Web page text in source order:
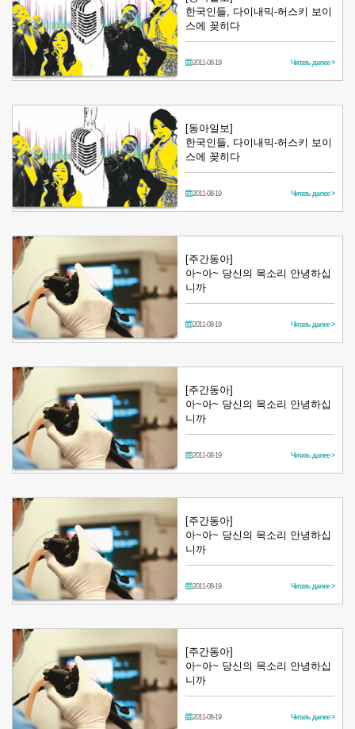
한국인들, 다이내믹-허스키 보이
스에 꽂히다
2011-08-19 Читать далее >
[동아일보]
한국인들, 다이내믹-허스키 보이
스에 꽂히다
2011-08-19 Читать далее >
[주간동아]
아~아~ 당신의 목소리 안녕하십
니까
2011-08-19 Читать далее >
[주간동아]
아~아~ 당신의 목소리 안녕하십
니까
2011-08-19 Читать далее >
[주간동아]
아~아~ 당신의 목소리 안녕하십
니까
2011-08-19 Читать далее >
[주간동아]
아~아~ 당신의 목소리 안녕하십
니까
2011-08-19 Читать далее >